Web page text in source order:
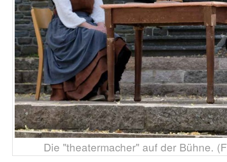
Die "theatermacher" auf der Bühne.